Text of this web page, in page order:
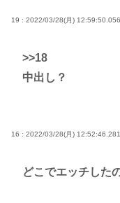
19 : 2022/03/28(月) 12:59:50.056
>>18
中出し？
16 : 2022/03/28(月) 12:52:46.281
どこでエッチした